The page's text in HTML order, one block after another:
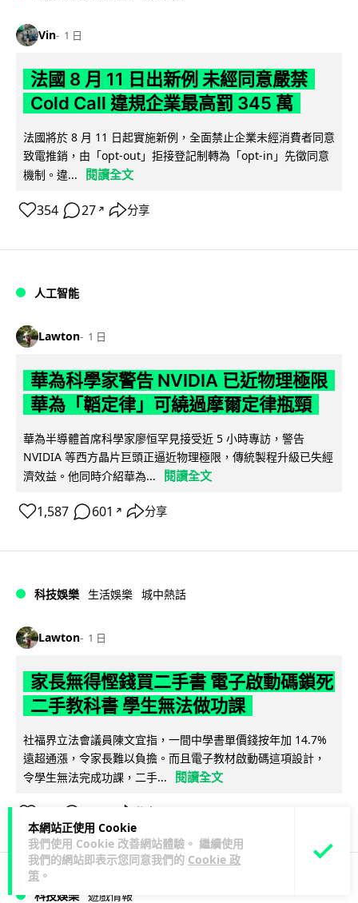
本網站正使用 Cookie
我們使用 Cookie 改善網站體驗。 繼續使用
我們的網站即表示您同意我們的 Cookie 政
策 。
Vin 1 日
法國 8 月 11 日出新例 未經同意嚴禁
Cold Call 違規企業最高罰 345 萬
法國將於 8 月 11 日起實施新例，全面禁止企業未經消費者同意
致電推銷，由「opt-out」拒接登記制轉為「opt-in」先徵同意
機制。違...
閱讀全文
354 27 ↗ 分享
人工智能
Lawton 1 日
華為科學家警告 NVIDIA 已近物理極限
華為「韜定律」可繞過摩爾定律瓶頸
華為半導體首席科學家廖恒罕見接受近 5 小時專訪，警告
NVIDIA 等西方晶片巨頭正逼近物理極限，傳統製程升級已失經
濟效益。他同時介紹華為...
閱讀全文
1,587 601 ↗ 分享
科技娛樂 生活娛樂 城中熱話
Lawton 1 日
家長無得慳錢買二手書 電子啟動碼鎖死
二手教科書 學生無法做功課
社福界立法會議員陳文宜指，一間中學書單價錢按年加 14.7%
遠超通漲，令家長難以負擔。而且電子教材啟動碼這項設計，
令學生無法完成功課，二手...
閱讀全文
科技娛樂 遊戲情報